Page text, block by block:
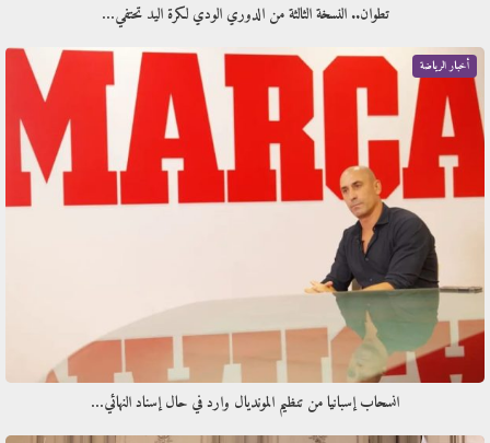
تطوان.. النسخة الثالثة من الدوري الودي لكرة اليد تحتفي…
أخبار الرياضة
انسحاب إسبانيا من تنظيم المونديال وارد في حال إسناد النهائي…